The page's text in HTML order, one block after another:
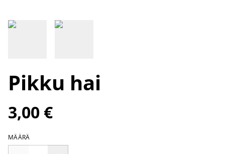
Pikku hai
3,00 €
MÄÄRÄ